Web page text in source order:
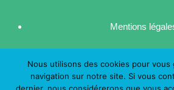
Mentions
Nous utilisons des cookies pour vous
navigation sur notre site. Si vous